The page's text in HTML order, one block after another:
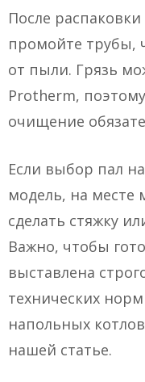
После
промойте трубы,
от пыли. Грязь
Protherm,
очищение
Если выбор пал
модель, на месте
сделать стяжку
Важно, чтобы
выставлена
технических
напольных
нашей статье.